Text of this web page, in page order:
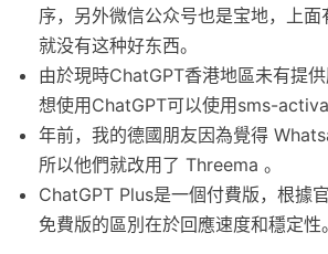
序，另外微信公众号也是宝地，上
就没有这种好东西。
由於現時ChatGPT香港地區未有提
想使用ChatGPT可以使用sms-
年前，我的德國朋友因為覺得
所以他們就改用了 Threema 。
ChatGPT Plus是一個付費版，根據
免費版的區別在於回應速度和穩定性。